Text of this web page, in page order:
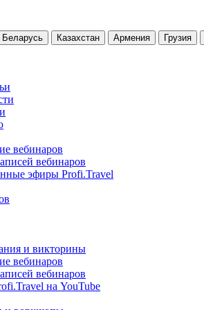
Беларусь Казахстан Армения Грузия
вебинаров
вебинаров
эфиры Profi.Travel
и викторины
вебинаров
вебинаров
на YouTube